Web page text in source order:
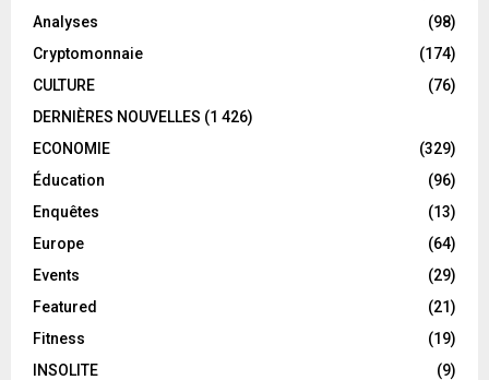
Analyses
(98)
Cryptomonnaie
(174)
CULTURE
(76)
DERNIÈRES NOUVELLES (1 426)
ECONOMIE
(329)
Éducation
(96)
Enquêtes
(13)
Europe
(64)
Events
(29)
Featured
(21)
Fitness
(19)
INSOLITE
(9)